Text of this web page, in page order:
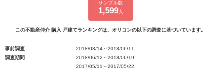
サンプル数
1,599人
この不動産仲介 購入 戸建てランキングは、オリコンの以下の調査に基づいています。
事前調査
2018/03/14～2018/06/11
調査期間
2018/06/12～2018/06/19
2017/05/11～2017/05/22